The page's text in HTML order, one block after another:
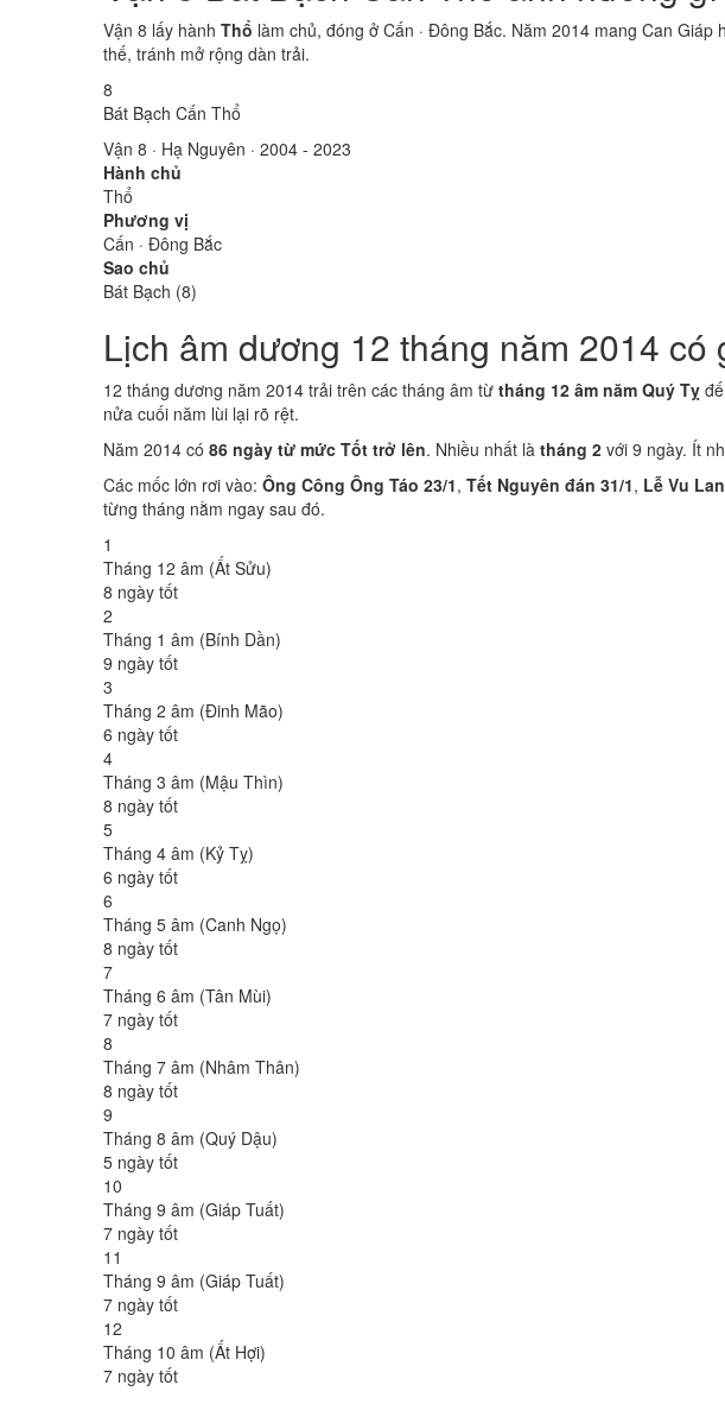
Vận 8 lấy hành Thổ làm chủ, đóng ở Cấn · Đông Bắc. Năm 2014 mang Can Giáp
thế, tránh mở rộng dàn trải.
8
Bát Bạch Cấn Thổ
Vận 8 · Hạ Nguyên · 2004 - 2023
Hành chủ
Thổ
Phương vị
Cấn · Đông Bắc
Sao chủ
Bát Bạch (8)
Lịch âm dương 12 tháng năm 2014 có
12 tháng dương năm 2014 trải trên các tháng âm từ tháng 12 âm năm Quý Tỵ
nửa cuối năm lùi lại rõ rệt.
Năm 2014 có 86 ngày từ mức Tốt trở lên. Nhiều nhất là tháng 2 với 9 ngày. Ít
Các mốc lớn rơi vào: Ông Công Ông Táo 23/1, Tết Nguyên đán 31/1, Lễ Vu
từng tháng nằm ngay sau đó.
1
Tháng 12 âm (Ất Sửu)
8 ngày tốt
2
Tháng 1 âm (Bính Dần)
9 ngày tốt
3
Tháng 2 âm (Đinh Mão)
6 ngày tốt
4
Tháng 3 âm (Mậu Thìn)
8 ngày tốt
5
Tháng 4 âm (Kỷ Tỵ)
6 ngày tốt
6
Tháng 5 âm (Canh Ngọ)
8 ngày tốt
7
Tháng 6 âm (Tân Mùi)
7 ngày tốt
8
Tháng 7 âm (Nhâm Thân)
8 ngày tốt
9
Tháng 8 âm (Quý Dậu)
5 ngày tốt
10
Tháng 9 âm (Giáp Tuất)
7 ngày tốt
11
Tháng 9 âm (Giáp Tuất)
7 ngày tốt
12
Tháng 10 âm (Ất Hợi)
7 ngày tốt